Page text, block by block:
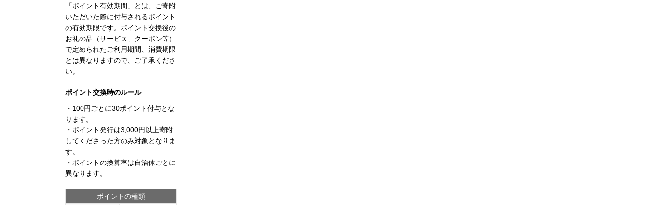
「ポイント有効期間」とは、ご寄附
いただいた際に付与されるポイント
の有効期限です。ポイント交換後の
お礼の品（サービス、クーポン等）
で定められたご利用期間、消費期限
とは異なりますので、ご了承くださ
い。
ポイント交換時のルール
・100円ごとに30ポイント付与とな
ります。
・ポイント発行は3,000円以上寄附
してくださった方のみ対象となりま
す。
・ポイントの換算率は自治体ごとに
異なります。
ポイントの種類